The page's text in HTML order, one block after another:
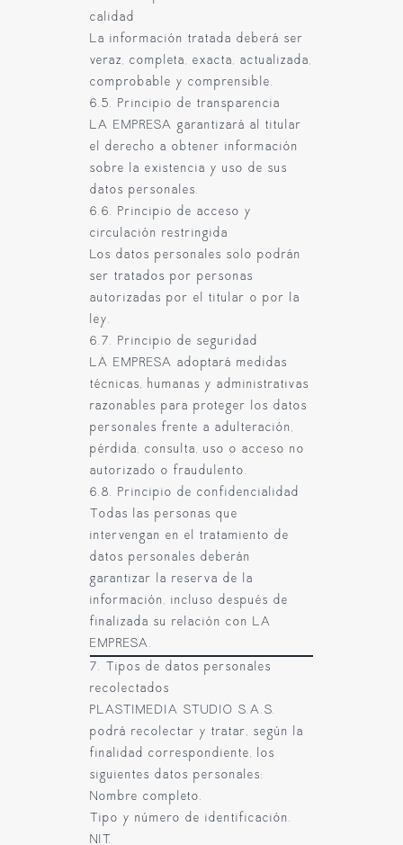
calidad
La información tratada deberá ser
veraz, completa, exacta, actualizada,
comprobable y comprensible.
6.5. Principio de transparencia
LA EMPRESA garantizará al titular
el derecho a obtener información
sobre la existencia y uso de sus
datos personales.
6.6. Principio de acceso y
circulación restringida
Los datos personales solo podrán
ser tratados por personas
autorizadas por el titular o por la
ley.
6.7. Principio de seguridad
LA EMPRESA adoptará medidas
técnicas, humanas y administrativas
razonables para proteger los datos
personales frente a adulteración,
pérdida, consulta, uso o acceso no
autorizado o fraudulento.
6.8. Principio de confidencialidad
Todas las personas que
intervengan en el tratamiento de
datos personales deberán
garantizar la reserva de la
información, incluso después de
finalizada su relación con LA
EMPRESA.
7. Tipos de datos personales
recolectados
PLASTIMEDIA STUDIO S.A.S.
podrá recolectar y tratar, según la
finalidad correspondiente, los
siguientes datos personales:
Nombre completo.
Tipo y número de identificación.
NIT.